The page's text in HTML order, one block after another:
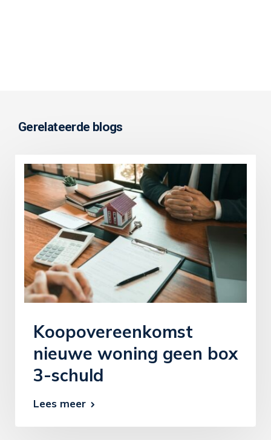
Gerelateerde blogs
Koopovereenkomst
nieuwe woning geen box
3-schuld
Lees meer